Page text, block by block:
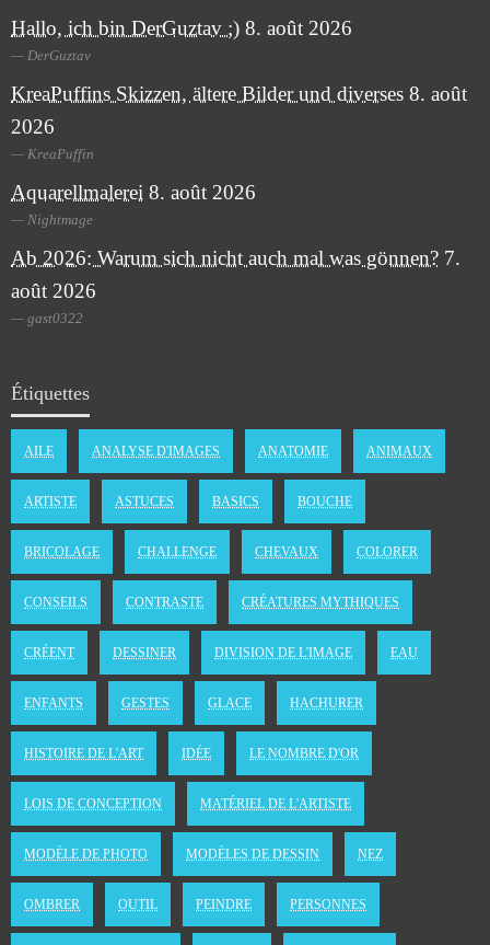
Hallo, ich bin DerGuztav ;) 8. août 2026
DerGuztav
KreaPuffins Skizzen, ältere Bilder und diverses 8. août
2026
KreaPuffin
Aquarellmalerei 8. août 2026
Nightmage
Ab 2026: Warum sich nicht auch mal was gönnen? 7.
août 2026
gast0322
Étiquettes
AILE ANALYSE D'IMAGES ANATOMIE ANIMAUX
ARTISTE ASTUCES BASICS BOUCHE
BRICOLAGE CHALLENGE CHEVAUX COLORER
CONSEILS CONTRASTE CRÉATURES MYTHIQUES
CRÉENT DESSINER DIVISION DE L'IMAGE EAU
ENFANTS GESTES GLACE HACHURER
HISTOIRE DE L'ART IDÉE LE NOMBRE D'OR
LOIS DE CONCEPTION MATÉRIEL DE L'ARTISTE
MODÈLE DE PHOTO MODÈLES DE DESSIN NEZ
OMBRER OUTIL PEINDRE PERSONNES